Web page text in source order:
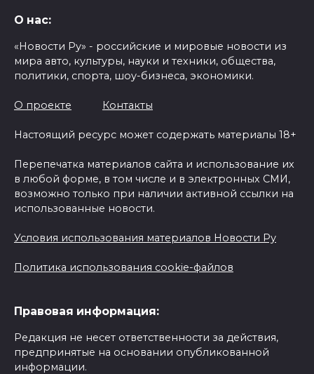
О нас:
«Новости Ру» - российские и мировые новости из
мира авто, культуры, науки и техники, общества,
политики, спорта, шоу-бизнеса, экономики.
О проекте Контакты
Настоящий ресурс может содержать материалы 18+
Перепечатка материалов сайта и использование их
в любой форме, в том числе и в электронных СМИ,
возможно только при наличии активной ссылки на
использованные новости.
Условия использования материалов Новости Ру
Политика использования cookie-файлов
Правовая информация:
Редакция не несет ответственности за действия,
предпринятые на основании опубликованной
информации.